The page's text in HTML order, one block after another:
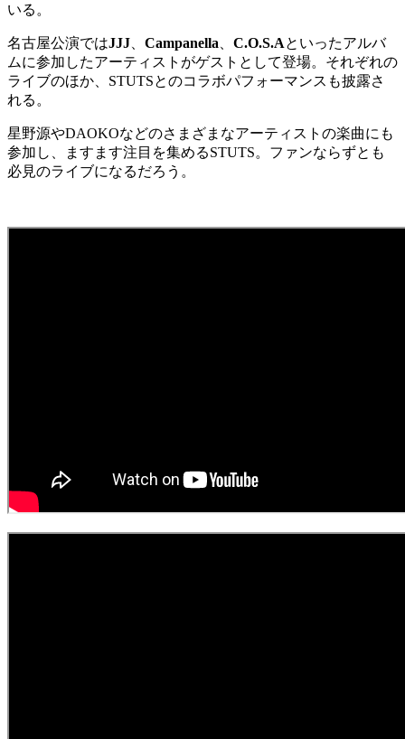
いる。
名古屋公演ではJJJ Campanella C.O.S.Aといったアルバ
ムに参加したアーティストがゲストとして登場。それぞれの
ライブのほか、STUTSとのコラボパフォーマンスも披露さ
れる。
星野源やDAOKOなどのさまざまなアーティストの楽曲にも
参加し、ますます注目を集めるSTUTS。ファンならずとも
必見のライブになるだろう。